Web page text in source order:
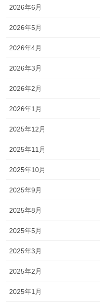
2026年6月
2026年5月
2026年4月
2026年3月
2026年2月
2026年1月
2025年12月
2025年11月
2025年10月
2025年9月
2025年8月
2025年5月
2025年3月
2025年2月
2025年1月